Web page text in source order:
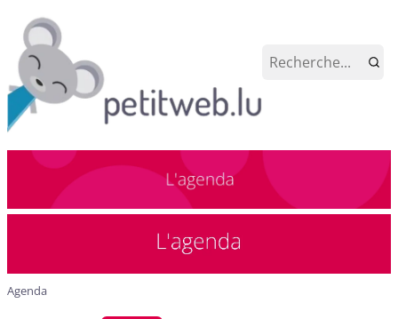
Agenda